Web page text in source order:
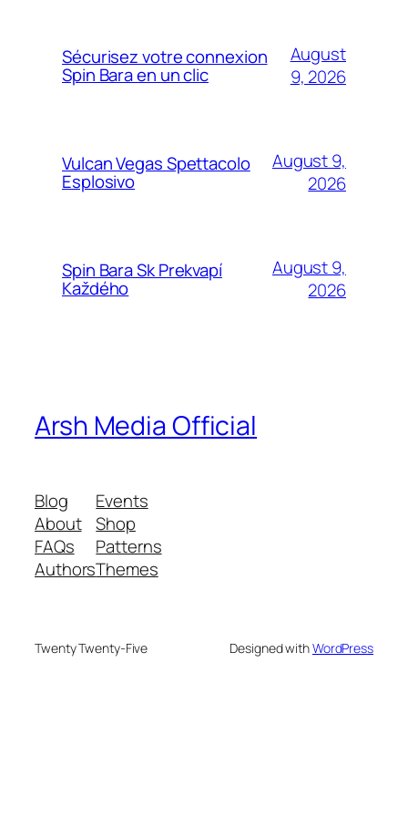
Sécurisez votre connexion
Spin Bara en un clic
August
9, 2026
Vulcan Vegas Spettacolo
Esplosivo
August 9,
2026
Spin Bara Sk Prekvapí
Každého
August 9,
2026
Arsh Media Official
Blog
About
FAQs
Authors
Events
Shop
Patterns
Themes
Twenty Twenty-Five Designed withWordPress